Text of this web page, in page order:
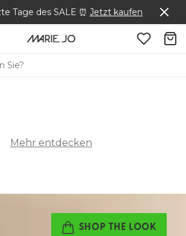
Tage des SALE ⏰ Jetzt kaufen
Sie?
Mehr entdecken
SHOP THE LOOK